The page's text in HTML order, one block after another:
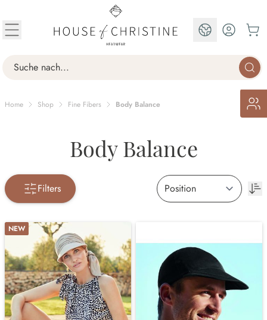
Search
EN
Home Shop Fine Fibers Body Balance
Body Balance
Filters
NEW